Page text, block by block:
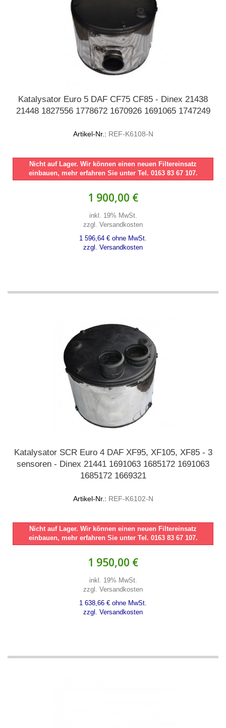
Katalysator Euro 5 DAF CF75 CF85 - Dinex 21438
21448 1827556 1778672 1670926 1691065 1747249
Artikel-Nr.: REF-K6108-N
Nicht auf Lager. Wir können einen neuen Filtereinsatz
einbauen, mehr erfahren Sie unter Tel. 0163 83 67 107.
1 900,00 €
inkl. 19% MwSt.
zzgl. Versandkosten
1 596,64 € ohne MwSt.
zzgl. Versandkosten
Katalysator SCR Euro 4 DAF XF95, XF105, XF85 - 3
sensoren - Dinex 21441 1691063 1685172 1691063
1685172 1669321
Artikel-Nr.: REF-K6102-N
Nicht auf Lager. Wir können einen neuen Filtereinsatz
einbauen, mehr erfahren Sie unter Tel. 0163 83 67 107.
1 950,00 €
inkl. 19% MwSt.
zzgl. Versandkosten
1 638,66 € ohne MwSt.
zzgl. Versandkosten